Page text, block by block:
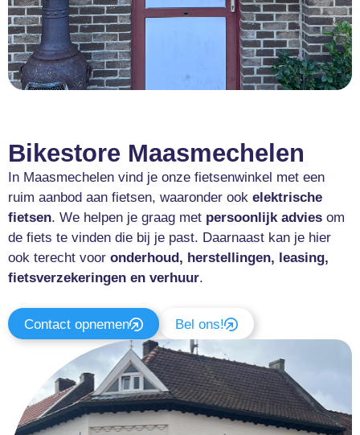
Bikestore Maasmechelen
In Maasmechelen vind je onze fietsenwinkel met een
ruim aanbod aan fietsen, waaronder ook elektrische
fietsen. We helpen je graag met persoonlijk advies om
de fiets te vinden die bij je past. Daarnaast kan je hier
ook terecht voor onderhoud, herstellingen, leasing,
fietsverzekeringen en verhuur.
Contact opnemen Bel ons!